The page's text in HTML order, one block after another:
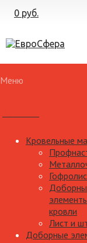
0 руб.
Меню
Кровельные
кровли
Лист и
Доборные